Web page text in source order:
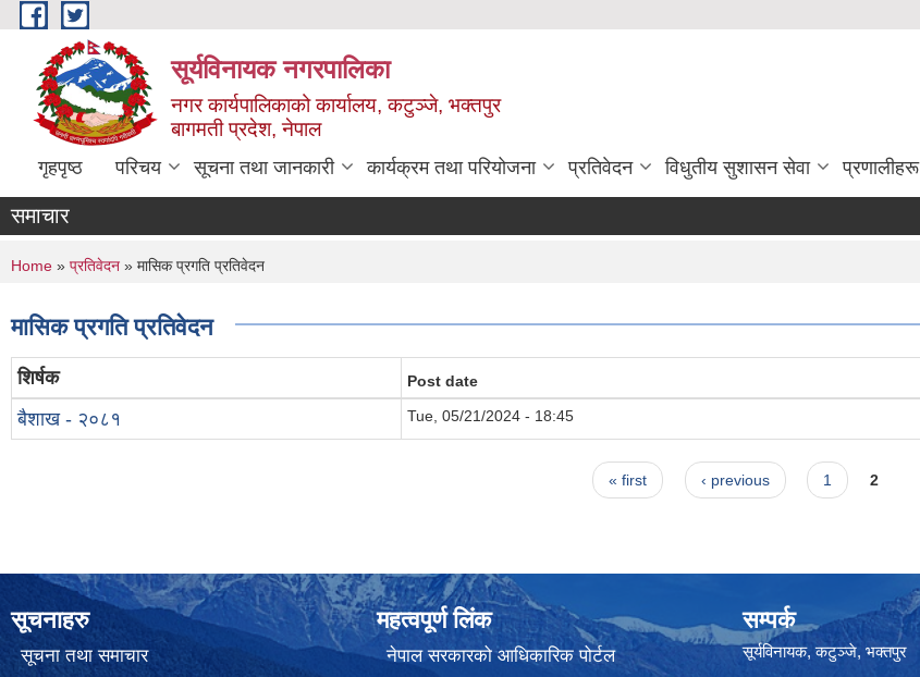
Skip to main content
सूर्यविनायक नगरपालिका
नगर कार्यपालिकाको कार्यालय, कटुञ्जे, भक्तपुर
बागमती प्रदेश, नेपाल
गृहपृष्ठ परिचय सूचना तथा जानकारी कार्यक्रम तथा परियोजना प्रतिवेदन विधुतीय सुशासन सेवा प्रणालीहरू
समाचार
You are here
Home » प्रतिवेदन » मासिक प्रगति प्रतिवेदन
मासिक प्रगति प्रतिवेदन
शिर्षक Post date
बैशाख - २०८१ Tue, 05/21/2024 - 18:45
« first ‹ previous 1 2
सूचनाहरु
सूचना तथा समाचार
महत्वपूर्ण लिंक
नेपाल सरकारको आधिकारिक पोर्टल
सम्पर्क
सूर्यविनायक, कटुञ्जे, भक्तपुर